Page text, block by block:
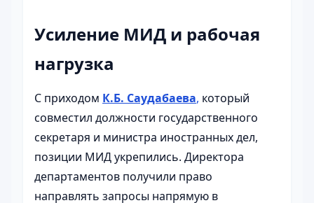
Усиление МИД и рабочая
нагрузка
С приходом К.Б. Саудабаева, который
совместил должности государственного
секретаря и министра иностранных дел,
позиции МИД укрепились. Директора
департаментов получили право
направлять запросы напрямую в